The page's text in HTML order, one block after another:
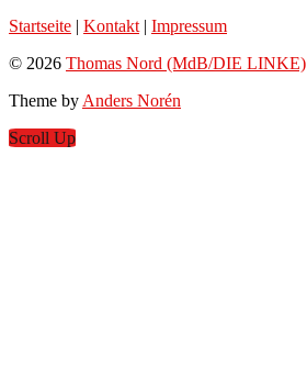
Startseite | Kontakt | Impressum
© 2026 Thomas Nord (MdB/DIE LINKE)
Theme by Anders Norén
Scroll Up